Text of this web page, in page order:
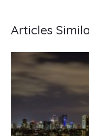
Articles